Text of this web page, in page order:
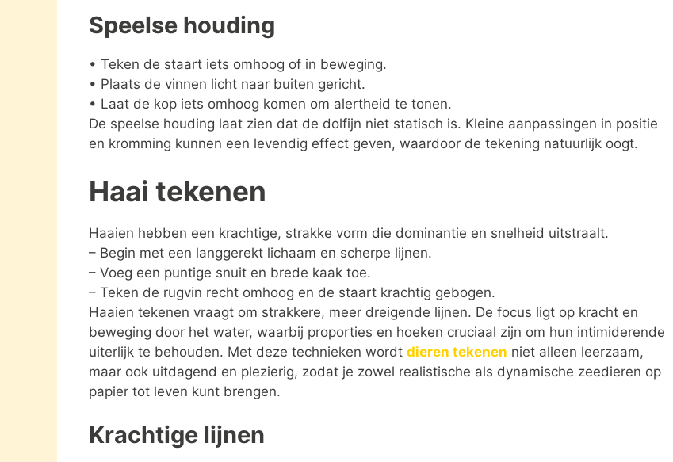
Speelse houding
• Teken de staart iets omhoog of in beweging.
• Plaats de vinnen licht naar buiten gericht.
• Laat de kop iets omhoog komen om alertheid te tonen.
De speelse houding laat zien dat de dolfijn niet statisch is. Kleine aanpassingen in positie
en kromming kunnen een levendig effect geven, waardoor de tekening natuurlijk oogt.
Haai tekenen
Haaien hebben een krachtige, strakke vorm die dominantie en snelheid uitstraalt.
– Begin met een langgerekt lichaam en scherpe lijnen.
– Voeg een puntige snuit en brede kaak toe.
– Teken de rugvin recht omhoog en de staart krachtig gebogen.
Haaien tekenen vraagt om strakkere, meer dreigende lijnen. De focus ligt op kracht en
beweging door het water, waarbij proporties en hoeken cruciaal zijn om hun intimiderende
uiterlijk te behouden. Met deze technieken wordt dieren tekenen niet alleen leerzaam,
maar ook uitdagend en plezierig, zodat je zowel realistische als dynamische zeedieren op
papier tot leven kunt brengen.
Krachtige lijnen